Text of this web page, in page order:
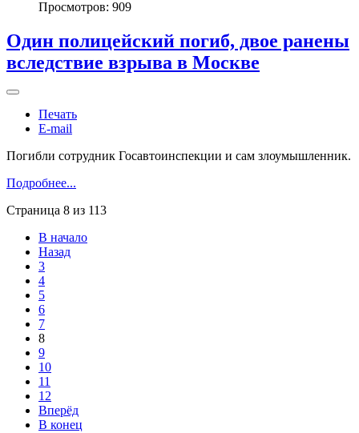
Просмотров: 909
Один полицейский погиб, двое ранены
вследствие взрыва в Москве
Печать
E-mail
Погибли сотрудник Госавтоинспекции и сам злоумышленник.
Подробнее...
Страница 8 из 113
В начало
Назад
3
4
5
6
7
8
9
10
11
12
Вперёд
В конец